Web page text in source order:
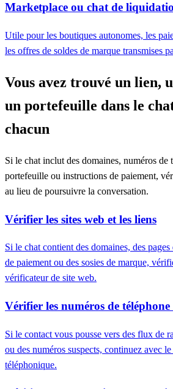
Marketplace ou chat de
Utile pour les boutiques autonomes, les
les offres de soldes de marque transmises
Vous avez trouvé un lien,
un portefeuille dans le
chacun
Si le chat inclut des domaines, numéros de
portefeuille ou instructions de paiement,
au lieu de poursuivre la conversation.
Vérifier les sites web et les liens
Si le chat contient des domaines, des
de paiement ou des sosies de marque,
vérificateur de site web.
Vérifier les numéros de téléphone
Si le contact vous pousse vers des flux de
ou des numéros suspects, continuez avec
téléphonique.